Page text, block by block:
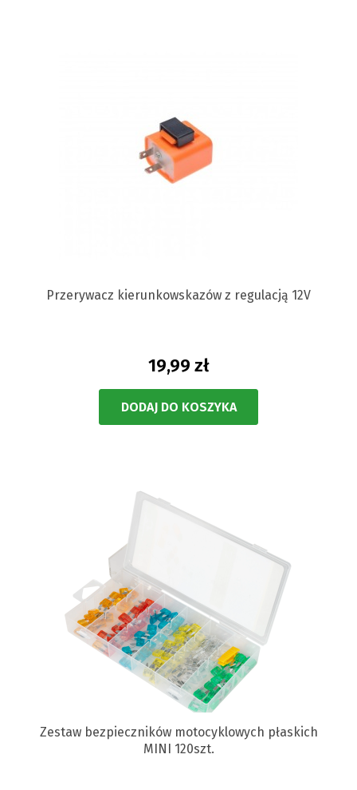
Przerywacz kierunkowskazów z regulacją 12V
19,99 zł
DODAJ DO KOSZYKA
Zestaw bezpieczników motocyklowych płaskich
MINI 120szt.